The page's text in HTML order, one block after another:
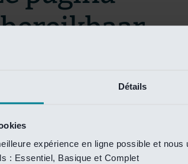
Détails
expérience en ligne possible et
: Essentiel, Basique et Complet
zo snel mogelijk te verhelpen.
te krijgen.